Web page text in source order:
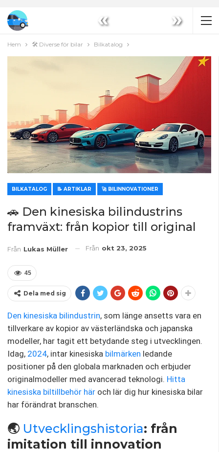
« »
Hem 🛠️ Diverse för bilar Bilkatalog
BILKATALOG 📝 ARTIKLAR 🚀 BILINNOVATIONER
🚗 Den kinesiska bilindustrins
framväxt: från kopior till original
Från Lukas Müller Från okt 23, 2025
45
Dela med sig
Den kinesiska bilindustrin, som länge ansetts vara en
tillverkare av kopior av västerländska och japanska
modeller, har tagit ett betydande steg i utvecklingen.
Idag, 2024, intar kinesiska bilmärken ledande
positioner på den globala marknaden och erbjuder
originalmodeller med avancerad teknologi. Hitta
kinesiska biltillbehör här och lär dig hur kinesiska bilar
har förändrat branschen.
🌏 Utvecklingshistoria: från
imitation till innovation